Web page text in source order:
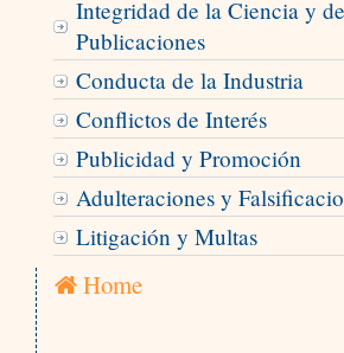
Integridad de la Ciencia y
Publicaciones
Conducta de la Industria
Conflictos de Interés
Publicidad y Promoción
Adulteraciones y
Litigación y Multas
Home